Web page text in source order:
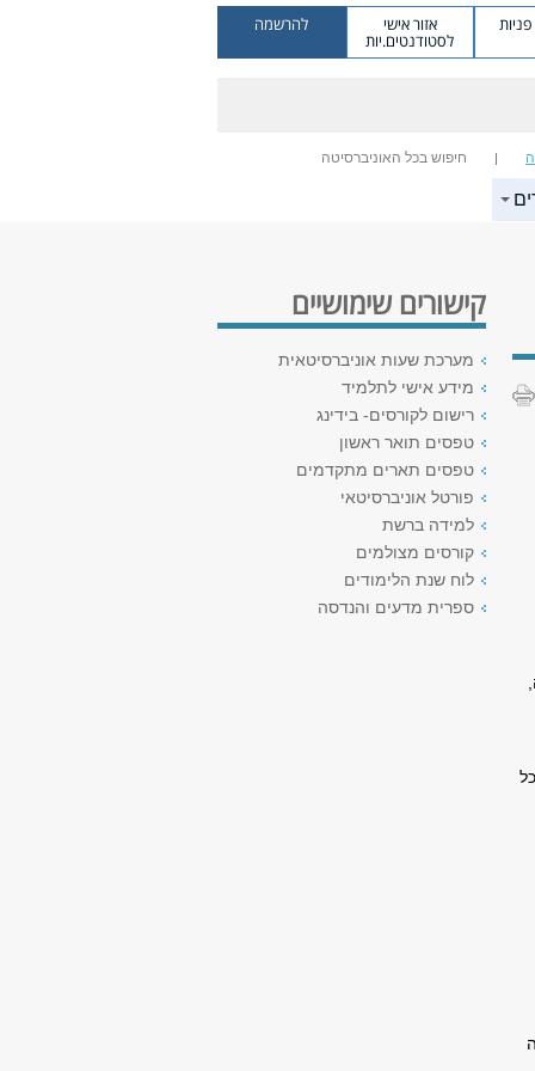
אזור אישי
לסטודנטים.יות
להרשמה
חיפוש בכל האוניברסיטה
קישורים שימושיים
מערכת שעות אוניברסיטאית
מידע אישי לתלמיד
רישום לקורסים- בידינג
טפסים תואר ראשון
טפסים תארים מתקדמים
פורטל אוניברסיטאי
למידה ברשת
קורסים מצולמים
לוח שנת הלימודים
ספרית מדעים והנדסה